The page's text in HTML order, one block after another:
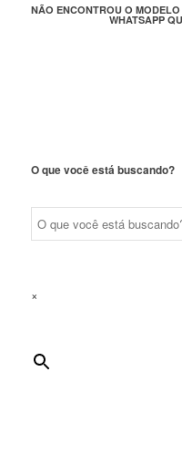
NÃO ENCONTROU O
WHATSAPP
O que você está buscando?
×